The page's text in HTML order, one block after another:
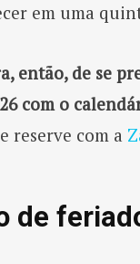
em uma
então, de se
com o
reserve com a
de